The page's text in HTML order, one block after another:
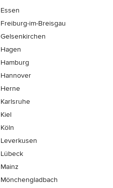
Essen
Freiburg-im-Breisgau
Gelsenkirchen
Hagen
Hamburg
Hannover
Herne
Karlsruhe
Kiel
Köln
Leverkusen
Lübeck
Mainz
Mönchen­gladbach